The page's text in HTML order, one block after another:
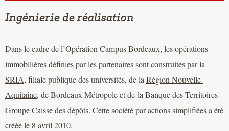
Ingénierie de réalisation
Dans le cadre de l’Opération Campus Bordeaux, les opérations
immobilières définies par les partenaires sont construites par la
SRIA, filiale publique des universités, de la Région Nouvelle-
Aquitaine, de Bordeaux Métropole et de la Banque des Territoires -
Groupe Caisse des dépôts. Cette société par actions simplifiées a été
créée le 8 avril 2010.